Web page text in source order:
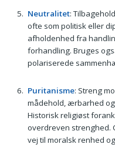
Neutralitet:
ofte som politisk eller
afholdenhed fra
forhandling. Bruges
polariserede
Puritanisme: Streng
mådehold, ærbarhed
Historisk religiøst
overdreven strenghed.
vej til moralsk renhed